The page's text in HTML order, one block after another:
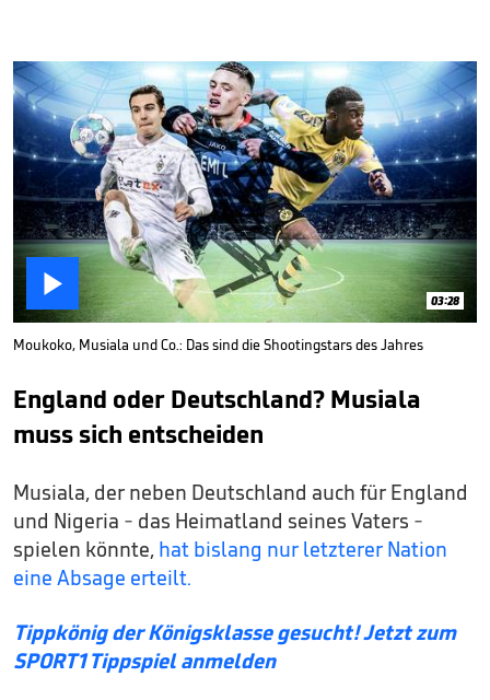
 03:28
Moukoko, Musiala und Co.: Das sind die Shootingstars des Jahres
England oder Deutschland? Musiala
muss sich entscheiden
Musiala, der neben Deutschland auch für England
und Nigeria - das Heimatland seines Vaters -
spielen könnte, hat bislang nur letzterer Nation
eine Absage erteilt.
Tippkönig der Königsklasse gesucht! Jetzt zum
SPORT1 Tippspiel anmelden